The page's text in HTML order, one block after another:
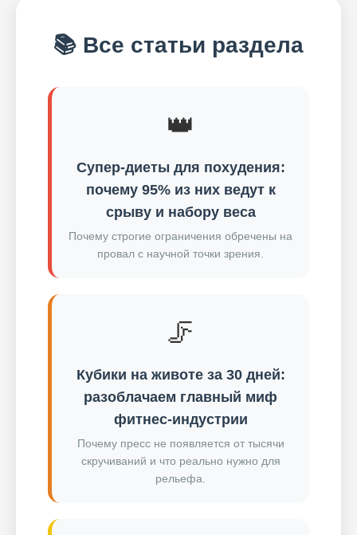
📚 Все статьи раздела
👑
Супер-диеты для похудения:
почему 95% из них ведут к
срыву и набору веса
Почему строгие ограничения обречены на
провал с научной точки зрения.
🦵
Кубики на животе за 30 дней:
разоблачаем главный миф
фитнес-индустрии
Почему пресс не появляется от тысячи
скручиваний и что реально нужно для
рельефа.